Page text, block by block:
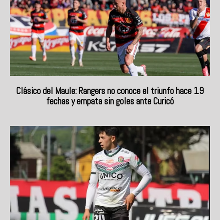
Clásico del Maule: Rangers no conoce el triunfo hace 19
fechas y empata sin goles ante Curicó